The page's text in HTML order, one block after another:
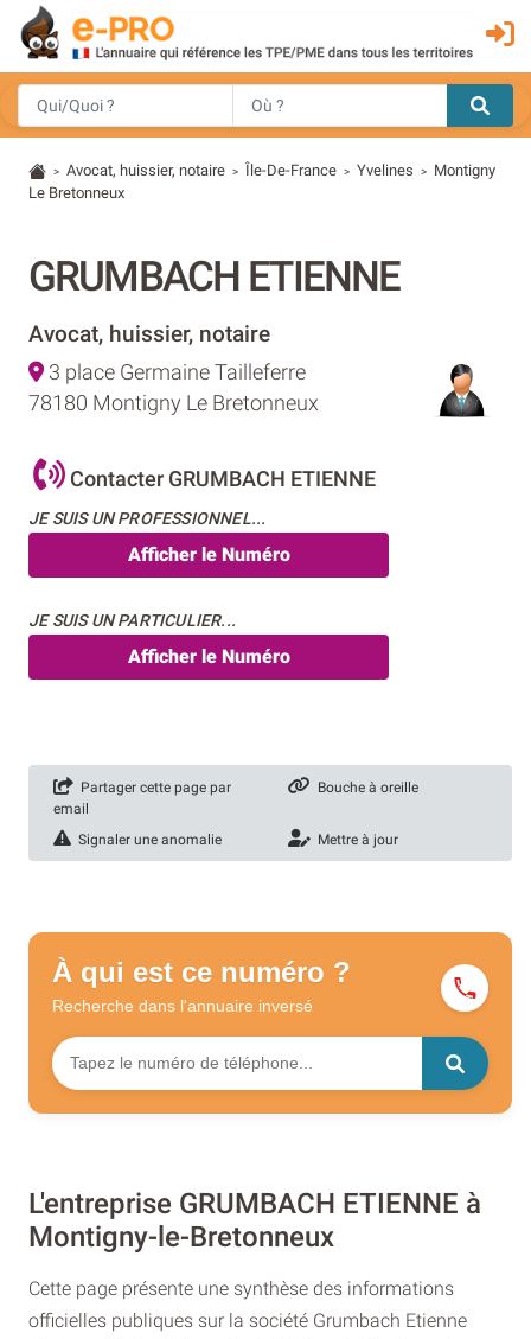
> Avocat, huissier, notaire > Île-De-France > Yvelines > Montigny
Le Bretonneux
GRUMBACH ETIENNE
Avocat, huissier, notaire
3 place Germaine Tailleferre
78180 Montigny Le Bretonneux
Contacter GRUMBACH ETIENNE
JE SUIS UN PROFESSIONNEL...
Afficher le Numéro
JE SUIS UN PARTICULIER...
Afficher le Numéro
Partager cette page par
email
Bouche à oreille
Signaler une anomalie Mettre à jour
À qui est ce numéro ?
Recherche dans l'annuaire inversé
L'entreprise GRUMBACH ETIENNE à
Montigny-le-Bretonneux
Cette page présente une synthèse des informations
officielles publiques sur la société Grumbach Etienne